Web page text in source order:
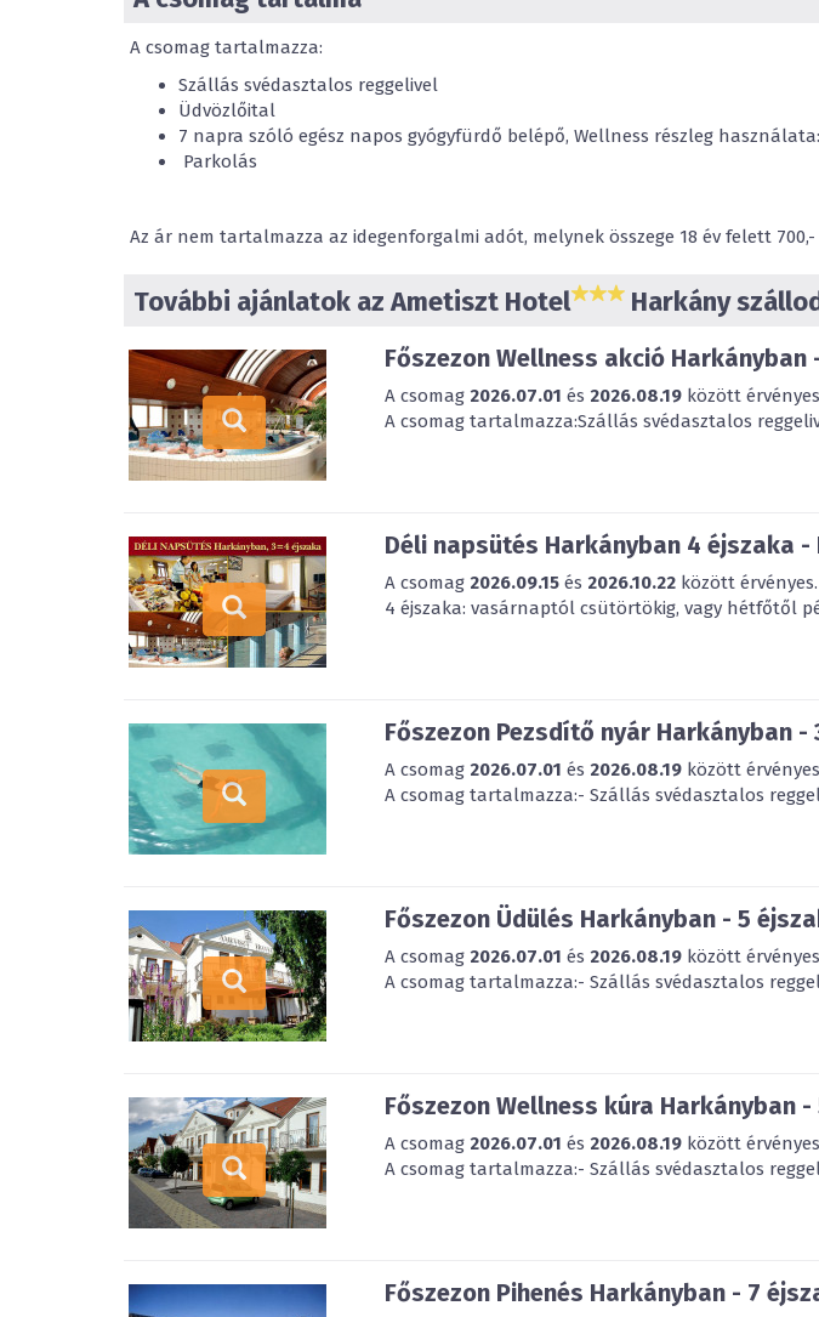
A csomag tartalmazza:
Szállás svédasztalos reggelivel
Üdvözlőital
7 napra szóló egész napos gyógyfürdő belépő, Wellness részleg
Parkolás
Az ár nem tartalmazza az idegenforgalmi adót, melynek összege 18 év felett
További ajánlatok az Ametiszt Hotel Harkány
Főszezon Wellness akció Harkányban
A csomag 2026.07.01 és 2026.08.19 között
A csomag tartalmazza:Szállás svédasztalos
Déli napsütés Harkányban 4 éjszaka
A csomag 2026.09.15 és 2026.10.22 között érvényes.
4 éjszaka: vasárnaptól csütörtökig, vagy hétfőtől
Főszezon Pezsdítő nyár Harkányban -
A csomag 2026.07.01 és 2026.08.19 között
A csomag tartalmazza:- Szállás svédasztalos
Főszezon Üdülés Harkányban - 5
A csomag 2026.07.01 és 2026.08.19 között
A csomag tartalmazza:- Szállás svédasztalos
Főszezon Wellness kúra Harkányban
A csomag 2026.07.01 és 2026.08.19 között
A csomag tartalmazza:- Szállás svédasztalos
Főszezon Pihenés Harkányban - 7